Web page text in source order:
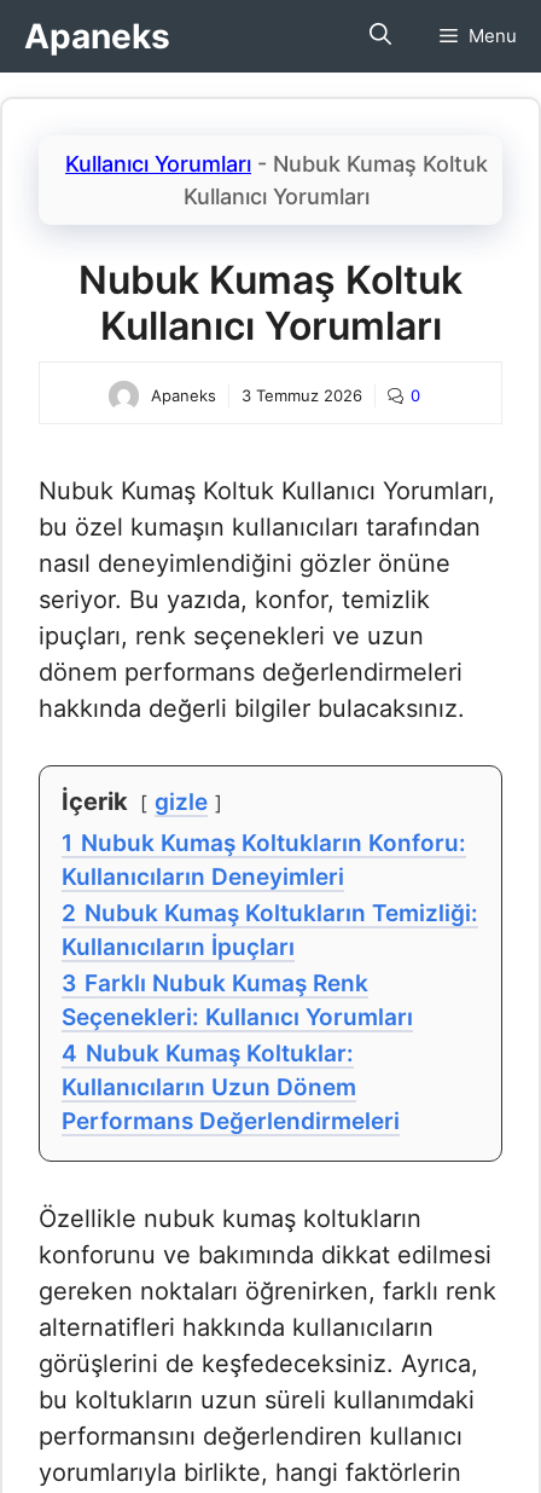
İçeriğe
atlaApaneks Menu
Kullanıcı Yorumları - Nubuk Kumaş Koltuk
Kullanıcı Yorumları​
Nubuk Kumaş Koltuk
Kullanıcı Yorumları​
Apaneks 3 Temmuz 2026 0
Nubuk Kumaş Koltuk Kullanıcı Yorumları,
bu özel kumaşın kullanıcıları tarafından
nasıl deneyimlendiğini gözler önüne
seriyor. Bu yazıda, konfor, temizlik
ipuçları, renk seçenekleri ve uzun
dönem performans değerlendirmeleri
hakkında değerli bilgiler bulacaksınız.
İçerik
gizle
1 Nubuk Kumaş Koltukların Konforu:
Kullanıcıların Deneyimleri
2 Nubuk Kumaş Koltukların Temizliği:
Kullanıcıların İpuçları
3 Farklı Nubuk Kumaş Renk
Seçenekleri: Kullanıcı Yorumları
4 Nubuk Kumaş Koltuklar:
Kullanıcıların Uzun Dönem
Performans Değerlendirmeleri
Özellikle nubuk kumaş koltukların
konforunu ve bakımında dikkat edilmesi
gereken noktaları öğrenirken, farklı renk
alternatifleri hakkında kullanıcıların
görüşlerini de keşfedeceksiniz. Ayrıca,
bu koltukların uzun süreli kullanımdaki
performansını değerlendiren kullanıcı
yorumlarıyla birlikte, hangi faktörlerin